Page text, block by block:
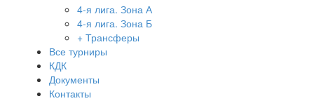
4-я лига. Зона А
4-я лига. Зона Б
+ Трансферы
Все турниры
КДК
Документы
Контакты